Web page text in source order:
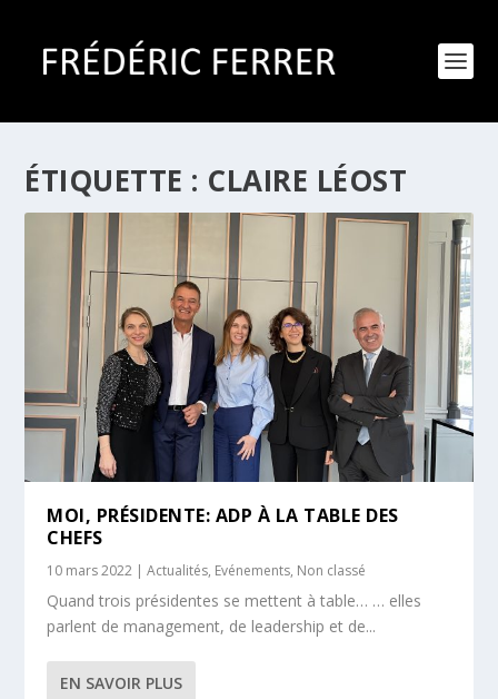
ÉTIQUETTE : CLAIRE LÉOST
MOI, PRÉSIDENTE: ADP À LA TABLE DES
CHEFS
10 mars 2022 |Actualités, Evénements, Non classé
Quand trois présidentes se mettent à table… … elles
parlent de management, de leadership et de...
EN SAVOIR PLUS